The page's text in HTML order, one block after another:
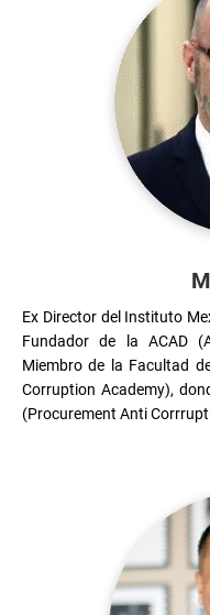
Ex Director del Instituto
Fundador de la ACAD
Miembro de la Facultad
Corruption Academy),
(Procurement Anti